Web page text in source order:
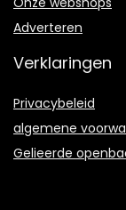
Adverteren
Verklaringen
Privacybeleid
algemene
Gelieerde